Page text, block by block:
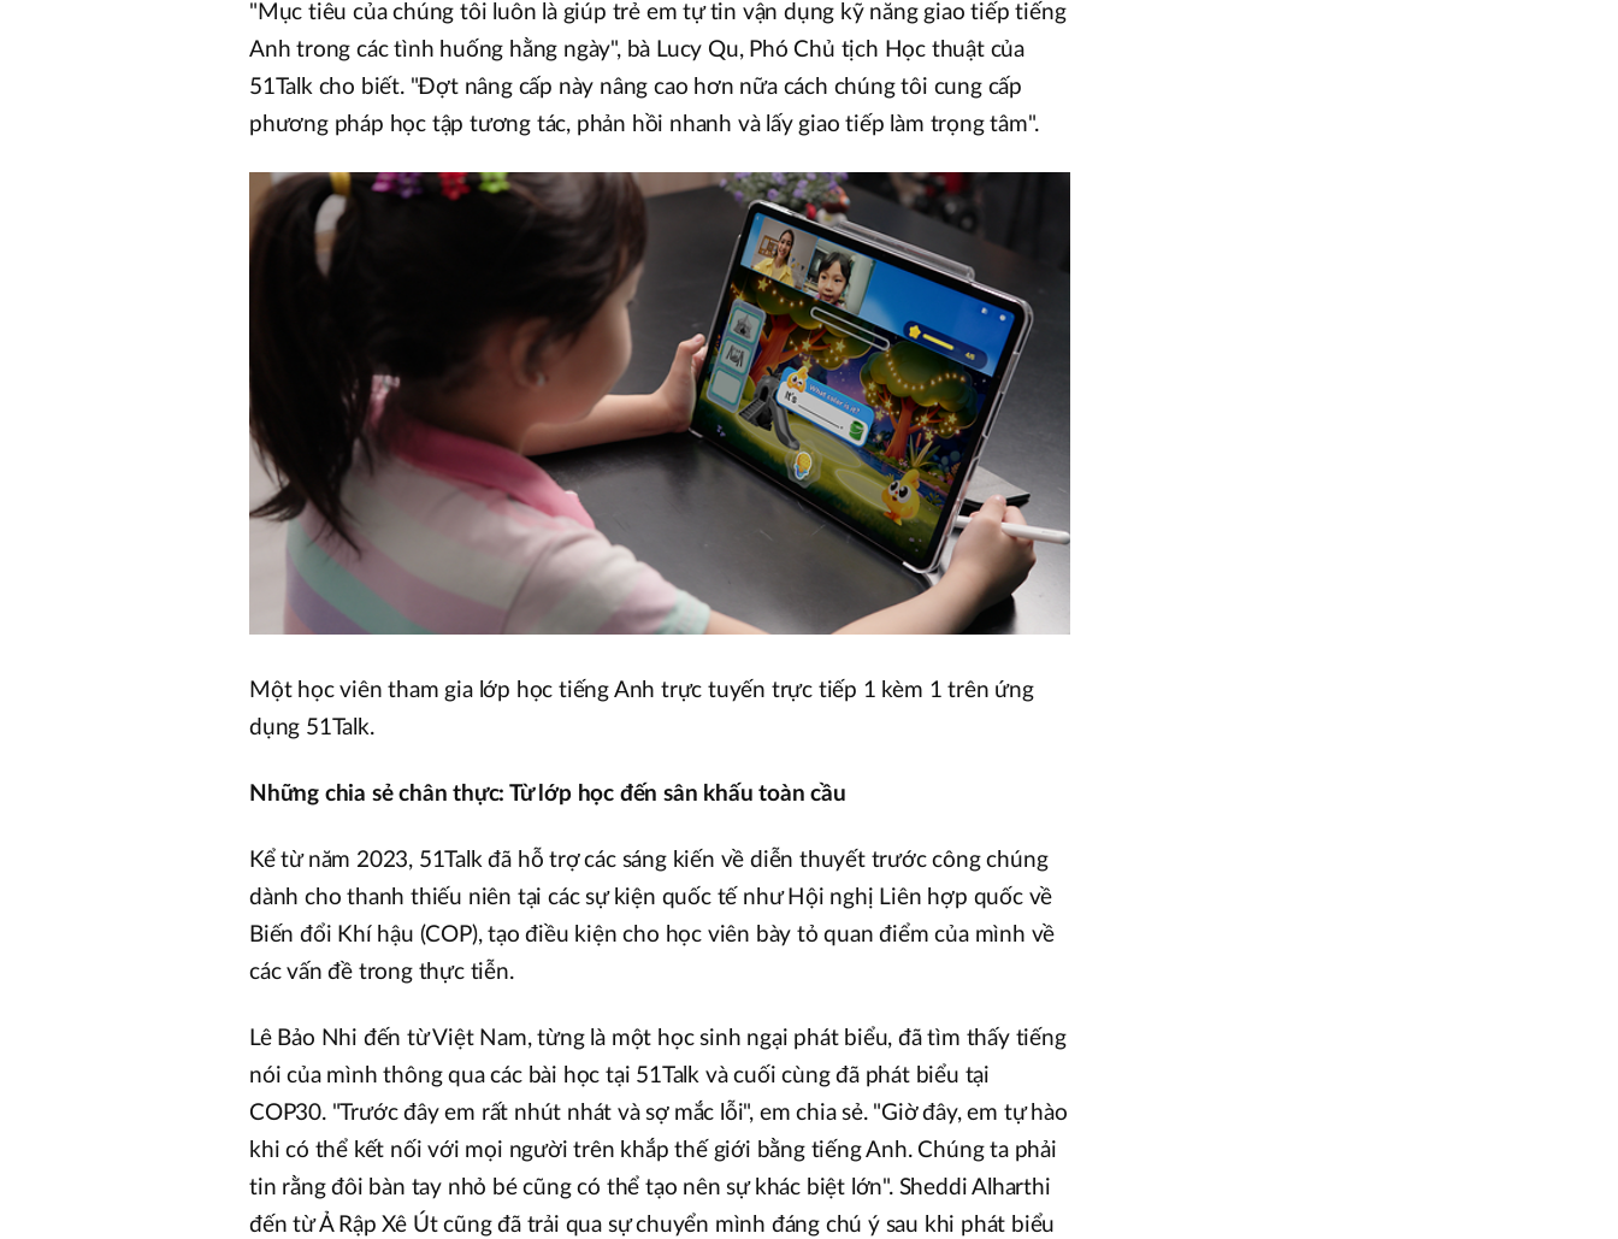
"Mục tiêu của chúng tôi luôn là giúp trẻ em tự tin vận dụng kỹ năng giao tiếp tiếng
Anh trong các tình huống hằng ngày", bà Lucy Qu, Phó Chủ tịch Học thuật của
51Talk cho biết. "Đợt nâng cấp này nâng cao hơn nữa cách chúng tôi cung cấp
phương pháp học tập tương tác, phản hồi nhanh và lấy giao tiếp làm trọng tâm".
Một học viên tham gia lớp học tiếng Anh trực tuyến trực tiếp 1 kèm 1 trên ứng
dụng 51Talk.
Những chia sẻ chân thực: Từ lớp học đến sân khấu toàn cầu
Kể từ năm 2023, 51Talk đã hỗ trợ các sáng kiến về diễn thuyết trước công chúng
dành cho thanh thiếu niên tại các sự kiện quốc tế như Hội nghị Liên hợp quốc về
Biến đổi Khí hậu (COP), tạo điều kiện cho học viên bày tỏ quan điểm của mình về
các vấn đề trong thực tiễn.
Lê Bảo Nhi đến từ Việt Nam, từng là một học sinh ngại phát biểu, đã tìm thấy tiếng
nói của mình thông qua các bài học tại 51Talk và cuối cùng đã phát biểu tại
COP30. "Trước đây em rất nhút nhát và sợ mắc lỗi", em chia sẻ. "Giờ đây, em tự hào
khi có thể kết nối với mọi người trên khắp thế giới bằng tiếng Anh. Chúng ta phải
tin rằng đôi bàn tay nhỏ bé cũng có thể tạo nên sự khác biệt lớn". Sheddi Alharthi
đến từ Ả Rập Xê Út cũng đã trải qua sự chuyển mình đáng chú ý sau khi phát biểu